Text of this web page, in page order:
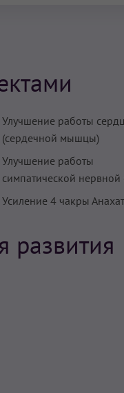
Улучшение работы
(сердечной мышцы)
Улучшение работы
симпатической нервной
Усиление 4 чакры
развития